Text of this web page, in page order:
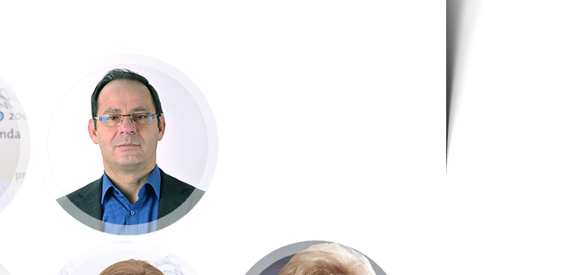
Szakálas Tibor
Ügyvezető igazgató
+36 30 945 38 12